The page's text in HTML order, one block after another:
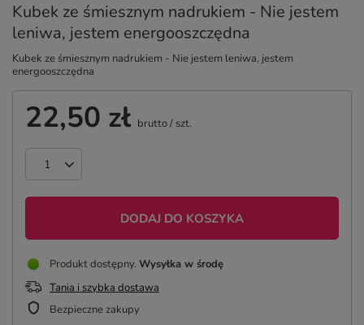
Kubek ze śmiesznym nadrukiem - Nie jestem
leniwa, jestem energooszczędna
Kubek ze śmiesznym nadrukiem - Nie jestem leniwa, jestem
energooszczędna
22,50 zł brutto/ szt.
DODAJ DO KOSZYKA
Produkt dostępny Wysyłka w środę
Tania i szybka dostawa
Bezpieczne zakupy